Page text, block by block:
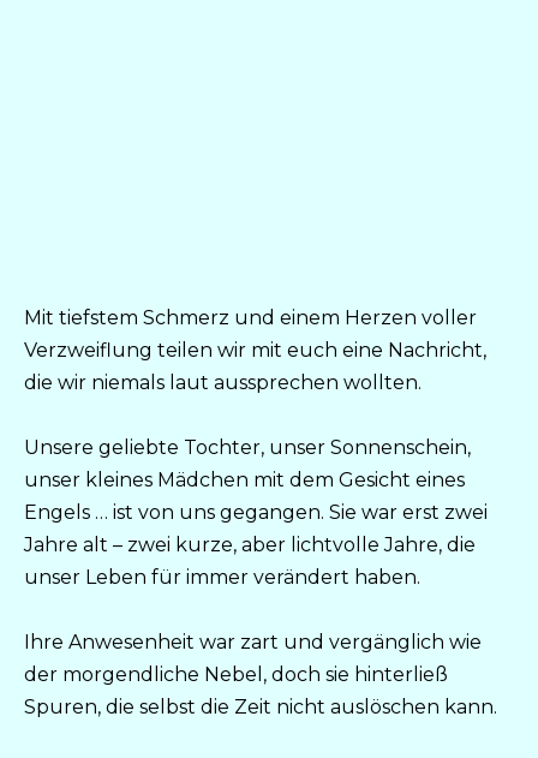
Mit tiefstem Schmerz und einem Herzen voller
Verzweiflung teilen wir mit euch eine Nachricht,
die wir niemals laut aussprechen wollten.
Unsere geliebte Tochter, unser Sonnenschein,
unser kleines Mädchen mit dem Gesicht eines
Engels … ist von uns gegangen. Sie war erst zwei
Jahre alt – zwei kurze, aber lichtvolle Jahre, die
unser Leben für immer verändert haben.
Ihre Anwesenheit war zart und vergänglich wie
der morgendliche Nebel, doch sie hinterließ
Spuren, die selbst die Zeit nicht auslöschen kann.